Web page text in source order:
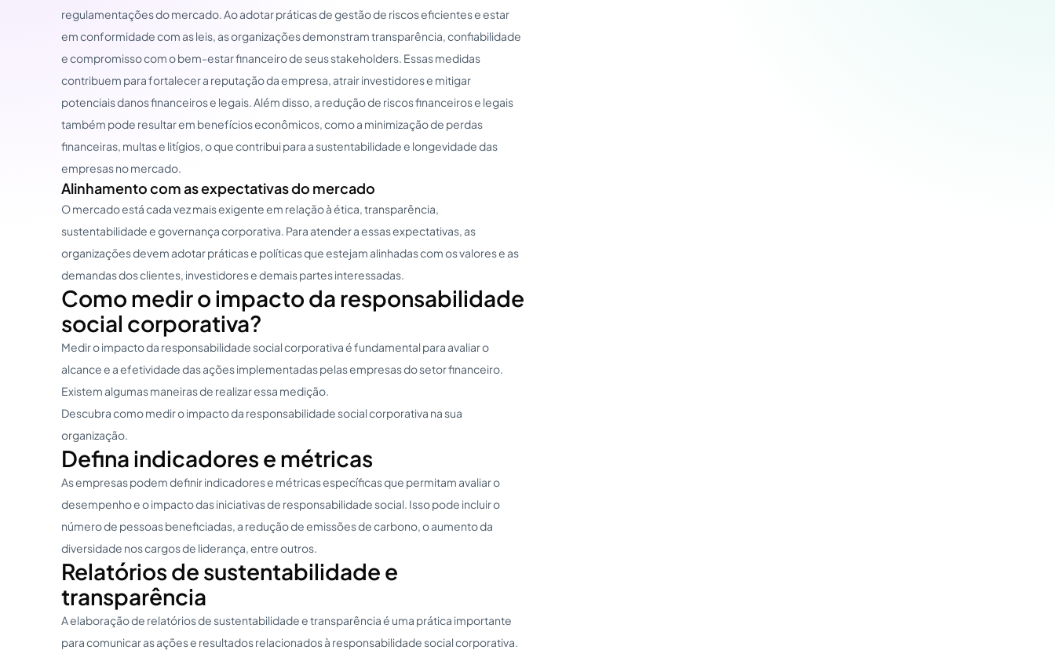
regulamentações do mercado. Ao adotar práticas de gestão de riscos eficientes e estar
em conformidade com as leis, as organizações demonstram transparência, confiabilidade
e compromisso com o bem-estar financeiro de seus stakeholders. Essas medidas
contribuem para fortalecer a reputação da empresa, atrair investidores e mitigar
potenciais danos financeiros e legais. Além disso, a redução de riscos financeiros e legais
também pode resultar em benefícios econômicos, como a minimização de perdas
financeiras, multas e litígios, o que contribui para a sustentabilidade e longevidade das
empresas no mercado.
Alinhamento com as expectativas do mercado
O mercado está cada vez mais exigente em relação à ética, transparência,
sustentabilidade e governança corporativa. Para atender a essas expectativas, as
organizações devem adotar práticas e políticas que estejam alinhadas com os valores e as
demandas dos clientes, investidores e demais partes interessadas.
Como medir o impacto da responsabilidade
social corporativa?
Medir o impacto da responsabilidade social corporativa é fundamental para avaliar o
alcance e a efetividade das ações implementadas pelas empresas do setor financeiro.
Existem algumas maneiras de realizar essa medição.
Descubra como medir o impacto da responsabilidade social corporativa na sua
organização.
Defina indicadores e métricas
As empresas podem definir indicadores e métricas específicas que permitam avaliar o
desempenho e o impacto das iniciativas de responsabilidade social. Isso pode incluir o
número de pessoas beneficiadas, a redução de emissões de carbono, o aumento da
diversidade nos cargos de liderança, entre outros.
Relatórios de sustentabilidade e
transparência
A elaboração de relatórios de sustentabilidade e transparência é uma prática importante
para comunicar as ações e resultados relacionados à responsabilidade social corporativa.